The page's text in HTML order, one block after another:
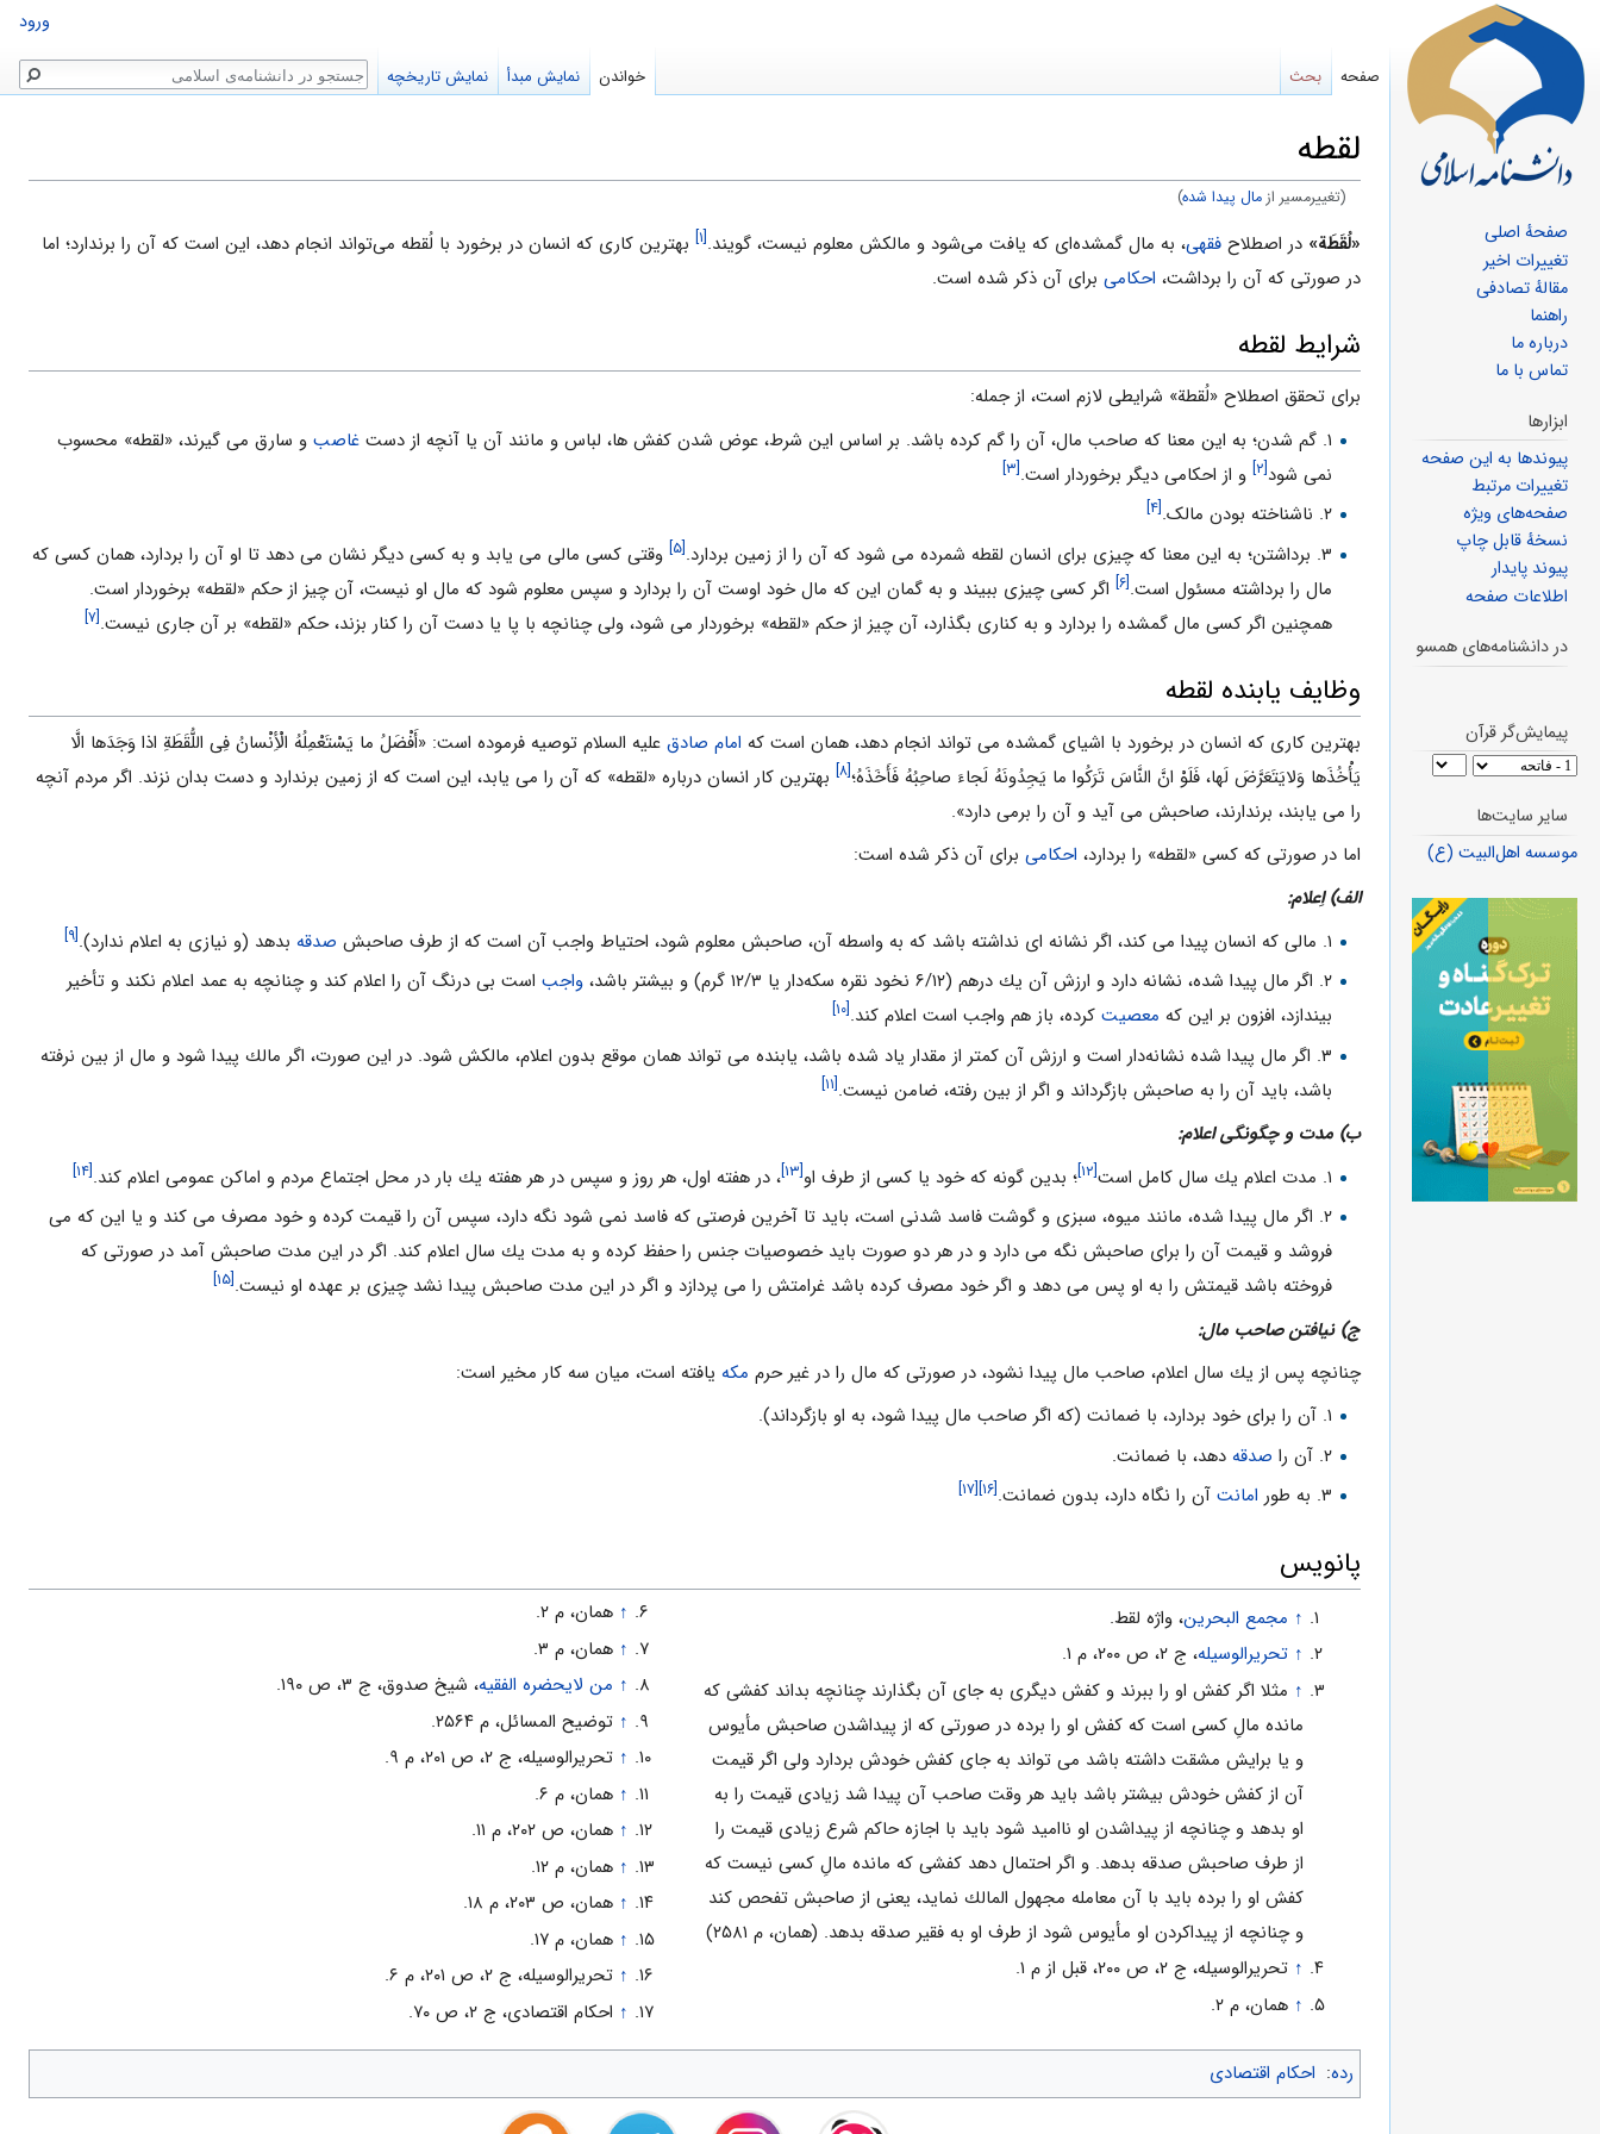
لقطه
(تغییرمسیر ازمال پیدا شده)
پرش
به
پرش
به
«لُقَطَة» در اصطلاح فقهی، به مال گمشده‌اى كه يافت مى‌شود و مالكش معلوم نيست، گويند.[۱]
بهترين كارى كه انسان در برخورد با لُقطه مى‌تواند انجام دهد، این است که آن را برندارد؛ اما
در صورتی که آن را برداشت، احکامی برای آن ذکر شده است.
شرايط لقطه
برای تحقق اصطلاح «لُقطة» شرایطی لازم است، از جمله:
۱. گم شدن؛ به اين معنا كه صاحب مال، آن را گم كرده باشد. بر اساس اين شرط، عوض شدن كفش ها، لباس و مانند آن يا آنچه از دست
غاصبو سارق مى گيرند، «لقطه» محسوب
نمى شود[۲] و از احكامى ديگر برخوردار است.[۳]
۲. ناشناخته بودن مالک. [۴]
۳. برداشتن؛ به اين معنا كه چيزى براى انسان لقطه شمرده مى شود كه آن را از زمين بردارد. [۵] وقتى كسى مالى مى يابد و به كسى ديگر نشان مى دهد تا او آن را بردارد، همان كسى كه
مال را برداشته مسئول است.[۶] اگر كسى چيزى ببيند و به گمان اين كه مال خود اوست آن را بردارد و سپس معلوم شود كه مال او نيست، آن چيز از حكم «لقطه» برخوردار است.
همچنين اگر كسى مال گمشده را بردارد و به كنارى بگذارد، آن چيز از حكم «لقطه» برخوردار مى شود، ولى چنانچه با پا يا دست آن را كنار بزند، حكم «لقطه» بر آن جارى نيست.[۷]
وظايف يابنده لقطه
بهترين كارى كه انسان در برخورد با اشياى گمشده مى تواند انجام دهد، همان است كه امام صادق عليه السلام توصيه فرموده است: «أَفْضَلُ ما يَسْتَعْمِلُهُ الْأِنْسانُ فِى اللُّقَطَةِ اذا وَجَدَها الَّا
يَأْخُذَها وَلايَتَعَرَّضَ لَها، فَلَوْ انَّ النَّاسَ تَرَكُوا ما يَجِدُونَهُ لَجاءَ صاحِبُهُ فَأَخَذَهُ؛[۸]
بهترين كار انسان درباره «لقطه» كه آن را مى يابد، اين است كه از زمين برندارد و دست بدان نزند. اگر مردم آنچه
را مى يابند، برندارند، صاحبش مى آيد و آن را برمى دارد».
اما در صورتی که کسی «لقطه» را بردارد، احکامی برای آن ذکر شده است:
الف) اِعلام:
۱. مالى كه انسان پيدا مى كند، اگر نشانه اى نداشته باشد كه به واسطه آن، صاحبش معلوم شود، احتیاط واجب آن است كه از طرف صاحبش
صدقهبدهد (و نيازى به اعلام ندارد).[۹]
۲. اگر مال پيدا شده، نشانه دارد و ارزش آن يك درهم (۶/۱۲ نخود نقره سكه‌دار يا ۱۲/۳ گرم) و بيشتر باشد، واجباست بى درنگ آن را اعلام كند و چنانچه به عمد اعلام نكند و تأخير
بيندازد، افزون بر اين كه معصيتكرده، باز هم واجب است اعلام كند.[۱۰]
۳. اگر مال پيدا شده نشانه‌دار است و ارزش آن كمتر از مقدار ياد شده باشد، يابنده مى تواند همان موقع بدون اعلام، مالكش شود. در اين صورت، اگر مالك پيدا شود و مال از بين نرفته
باشد، بايد آن را به صاحبش بازگرداند و اگر از بين رفته، ضامن نيست.[۱۱]
ب) مدت و چگونگى اعلام:
۱. مدت اعلام يك سال كامل است
[۱۲] ؛ بدين گونه كه خود يا كسى از طرف او[۱۳] ، در هفته اول، هر روز و سپس در هر هفته يك بار در محل اجتماع مردم و اماكن عمومى اعلام كند.[۱۴]
۲. اگر مال پيدا شده، مانند ميوه، سبزى و گوشت فاسد شدنى است، بايد تا آخرين فرصتى كه فاسد نمى شود نگه دارد، سپس آن را قيمت كرده و خود مصرف مى كند و يا اين كه مى
فروشد و قيمت آن را براى صاحبش نگه مى دارد و در هر دو صورت بايد خصوصيات جنس را حفظ كرده و به مدت يك سال اعلام كند. اگر در اين مدت صاحبش آمد در صورتى كه
فروخته باشد قيمتش را به او پس مى دهد و اگر خود مصرف كرده باشد غرامتش را مى پردازد و اگر در اين مدت صاحبش پيدا نشد چيزى بر عهده او نيست.[۱۵]
ج) نيافتن صاحب مال:
چنانچه پس از يك سال اعلام، صاحب مال پيدا نشود، در صورتى كه مال را در غير حرم مكه يافته است، ميان سه كار مخير است:
۱. آن را براى خود بردارد، با ضمانت (كه اگر صاحب مال پيدا شود، به او بازگرداند).
۲. آن را
صدقهدهد، با ضمانت.
۳. به طور
امانتآن را نگاه دارد، بدون ضمانت.[۱۶] [۱۷]
پانویس
↑ مجمع البحرين، واژه لقط.
↑ تحريرالوسيله، ج ۲، ص ۲۰۰، م ۱.
↑
مثلا اگر كفش او را ببرند و كفش ديگرى به جاى آن بگذارند چنانچه بداند كفشى كه
مانده مالِ كسى است كه كفش او را برده در صورتى كه از پيداشدن صاحبش مأيوس
و يا برايش مشقت داشته باشد مى تواند به جاى كفش خودش بردارد ولى اگر قيمت
آن از كفش خودش بيشتر باشد بايد هر وقت صاحب آن پيدا شد زيادى قيمت را به
او بدهد و چنانچه از پيداشدن او نااميد شود بايد با اجازه حاكم شرع زيادى قيمت را
از طرف صاحبش صدقه بدهد. و اگر احتمال دهد كفشى كه مانده مالِ كسى نيست كه
كفش او را برده بايد با آن معامله مجهول المالك نمايد، يعنى از صاحبش تفحص كند
و چنانچه از پيداكردن او مأيوس شود از طرف او به فقير صدقه بدهد. (همان، م ۲۵۸۱)
↑ تحريرالوسيله، ج ۲، ص ۲۰۰، قبل از م ۱.
↑ همان، م ۲.
↑ همان، م ۲.
↑ همان، م ۳.
↑ من لايحضره الفقيه، شيخ صدوق، ج ۳، ص ۱۹۰.
↑ توضيح المسائل، م ۲۵۶۴.
↑ تحريرالوسيله، ج ۲، ص ۲۰۱، م ۹.
↑ همان، م ۶.
↑ همان، ص ۲۰۲، م ۱۱.
↑ همان، م ۱۲.
↑ همان، ص ۲۰۳، م ۱۸.
↑ همان، م ۱۷.
↑ تحريرالوسيله، ج ۲، ص ۲۰۱، م ۶.
↑ احكام اقتصادى، ج ۲، ص ۷۰.
رده: احکام اقتصادی
ورود
صفحه بحث خواندن نمایش مبدأ نمایش تاریخچه جستجو
صفحهٔ اصلی
تغییرات اخیر
مقالهٔ تصادفی
راهنما
درباره ما
تماس با ما
ابزارها
پیوندها به این صفحه
تغییرات مرتبط
صفحه‌های ویژه
نسخهٔ قابل چاپ
پیوند پایدار
اطلاعات صفحه
در دانشنامه‌های همسو
پیمایش‌گر قرآن
سایر سایت‌ها
موسسه اهل‌البیت (ع)